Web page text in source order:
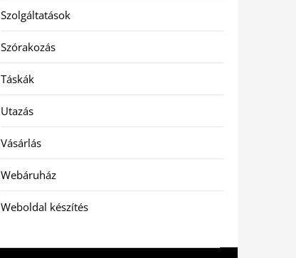
Szolgáltatások
Szórakozás
Táskák
Utazás
Vásárlás
Webáruház
Weboldal készítés